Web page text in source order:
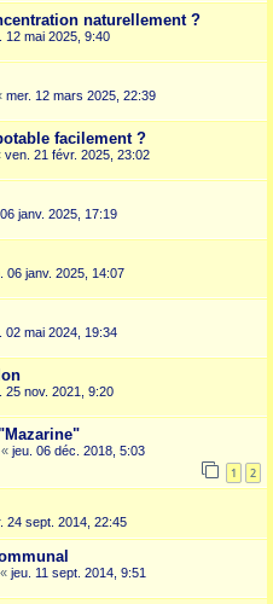
naturellement ?
12 mai 2025, 9:40
mer. 12 mars 2025, 22:39
facilement ?
ven. 21 févr. 2025, 23:02
janv. 2025, 17:19
06 janv. 2025, 14:07
02 mai 2024, 19:34
25 nov. 2021, 9:20
« jeu. 06 déc. 2018, 5:03
1 2
24 sept. 2014, 22:45
« jeu. 11 sept. 2014, 9:51